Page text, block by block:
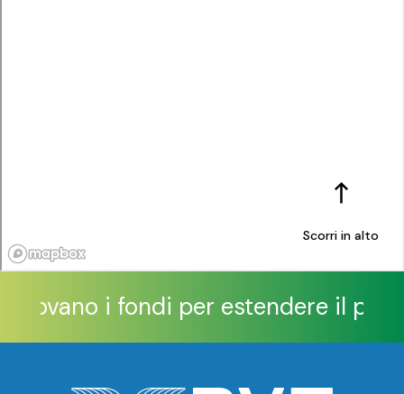
Scorri in alto
i fondi per estendere il